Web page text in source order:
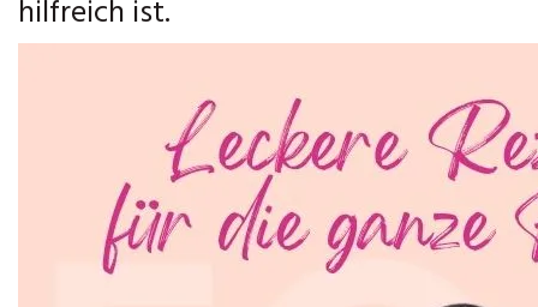
hilfreich ist.